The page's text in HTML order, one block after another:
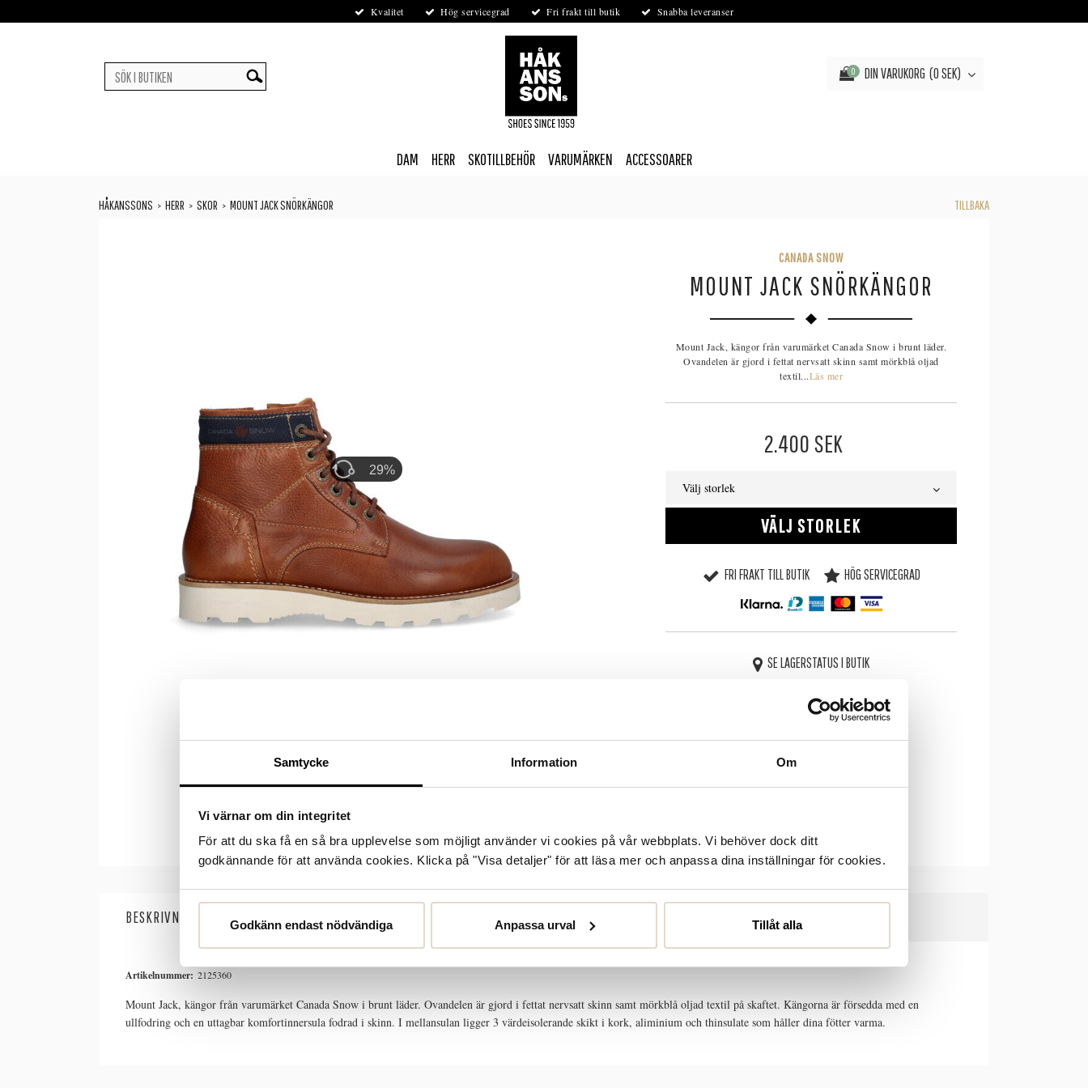
Samtycke Information Om
Vi värnar om din integritet
För att du ska få en så bra upplevelse som möjligt använder vi cookies på vår webbplats. Vi behöver dock ditt
godkännande för att använda cookies. Klicka på "Visa detaljer" för att läsa mer och anpassa dina inställningar för cookies.
Godkänn endast nödvändiga Anpassa urval Tillåt alla
Kvalitet Hög servicegrad Fri frakt till butik Snabba leveranser
DIN VARUKORG
0 0 SEK
DAM HERR SKOTILLBEHÖR VARUMÄRKEN ACCESSOARER
HÅKANSSONS > HERR > SKOR > MOUNT JACK SNÖRKÄNGOR TILLBAKA
29%
CANADA SNOW
MOUNT JACK SNÖRKÄNGOR
Mount Jack, kängor från varumärket Canada Snow i brunt läder.
Ovandelen är gjord i fettat nervsatt skinn samt mörkblå oljad
textil...Läs mer
2.400 SEK
Välj storlek
VÄLJ STORLEK
FRI FRAKT TILL BUTIK HÖG SERVICEGRAD
SE LAGERSTATUS I BUTIK
BESKRIVNING SPECIFIKATIONER SKÖTSELRÅD
Artikelnummer: 2125360
Mount Jack, kängor från varumärket Canada Snow i brunt läder. Ovandelen är gjord i fettat nervsatt skinn samt mörkblå oljad textil på skaftet. Kängorna är försedda med en
ullfodring och en uttagbar komfortinnersula fodrad i skinn. I mellansulan ligger 3 värdeisolerande skikt i kork, aliminium och thinsulate som håller dina fötter varma.